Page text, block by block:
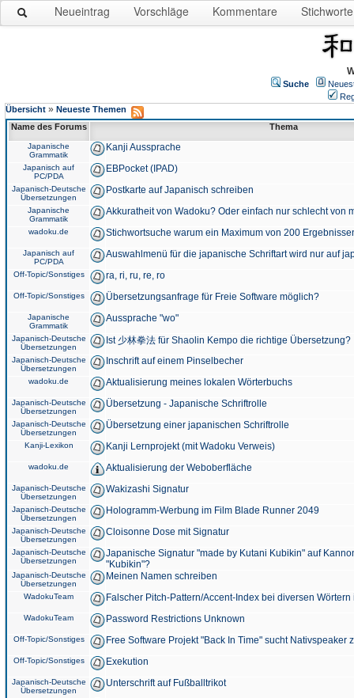
Neueintrag Vorschläge Kommentare Stichworte
Suche
Übersicht » Neueste Themen
Name des Forums
Thema
Japanische
Grammatik
Kanji Aussprache
Japanisch auf
PC/PDA
EBPocket (IPAD)
Japanisch-Deutsche
Übersetzungen
Postkarte auf Japanisch schreiben
Japanische
Grammatik
Akkuratheit von Wadoku? Oder einfach nur schlecht von
wadoku.de Stichwortsuche warum ein Maximum von 200
Japanisch auf
PC/PDA
Auswahlmenü für die japanische Schriftart wird nur auf
Off-Topic/Sonstiges ra, ri, ru, re, ro
Off-Topic/Sonstiges Übersetzungsanfrage für Freie Software möglich?
Japanische
Grammatik
Aussprache "wo"
Japanisch-Deutsche
Übersetzungen
Ist 少林拳法 für Shaolin Kempo die richtige Übersetzung?
Japanisch-Deutsche
Übersetzungen
Inschrift auf einem Pinselbecher
wadoku.de Aktualisierung meines lokalen Wörterbuchs
Japanisch-Deutsche
Übersetzungen
Übersetzung - Japanische Schriftrolle
Japanisch-Deutsche
Übersetzungen
Übersetzung einer japanischen Schriftrolle
Kanji-Lexikon Kanji Lernprojekt (mit Wadoku Verweis)
wadoku.de Aktualisierung der Weboberfläche
Japanisch-Deutsche
Übersetzungen
Wakizashi Signatur
Japanisch-Deutsche
Übersetzungen
Hologramm-Werbung im Film Blade Runner 2049
Japanisch-Deutsche
Übersetzungen
Cloisonne Dose mit Signatur
Japanisch-Deutsche
Übersetzungen
Japanische Signatur "made by Kutani Kubikin" auf
"Kubikin"?
Japanisch-Deutsche
Übersetzungen
Meinen Namen schreiben
WadokuTeam Falscher Pitch-Pattern/Accent-Index bei diversen
WadokuTeam Password Restrictions Unknown
Off-Topic/Sonstiges Free Software Projekt "Back In Time" sucht Nativspeaker
Off-Topic/Sonstiges Exekution
Japanisch-Deutsche
Übersetzungen
Unterschrift auf Fußballtrikot